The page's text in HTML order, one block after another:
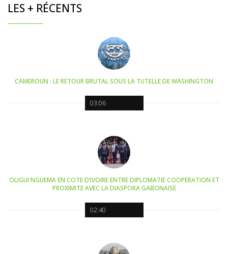
LES + RÉCENTS
03:06
CAMEROUN : LE RETOUR BRUTAL SOUS LA TUTELLE DE WASHINGTON
02:40
OLIGUI NGUEMA EN COTE D’IVOIRE ENTRE DIPLOMATIE COOPERATION ET
PROXIMITE AVEC LA DIASPORA GABONAISE